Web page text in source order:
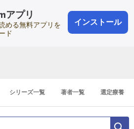
アプリ
める無料アプリを
ド
インストール
会員登録
登録1分
シリーズ一覧 著者一覧 選定療養